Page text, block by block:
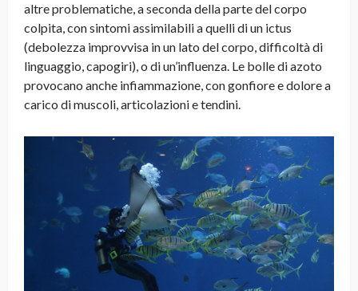
altre problematiche, a seconda della parte del corpo
colpita, con sintomi assimilabili a quelli di un ictus
(debolezza improvvisa in un lato del corpo, difficoltà di
linguaggio, capogiri), o di un’influenza. Le bolle di azoto
provocano anche infiammazione, con gonfiore e dolore a
carico di muscoli, articolazioni e tendini.